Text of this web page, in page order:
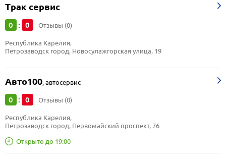
Трак сервис
0 : 0 Отзывы (0)
Республика Карелия,
Петрозаводск город, Новосулажгорская улица, 19
Авто100,автосервис
0 : 0 Отзывы (0)
Открыто до 19:00
Республика Карелия,
Петрозаводск город, Первомайский проспект, 76